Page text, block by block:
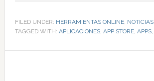
FILED UNDER: HERRAMIENTAS ONLINE, NOTICIAS
TAGGED WITH: APLICACIONES, APP STORE, APPS,